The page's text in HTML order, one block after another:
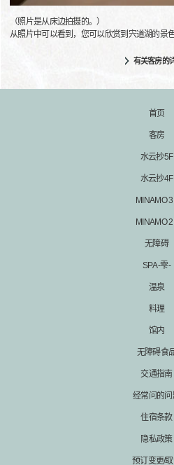
（照片是从床边拍摄的。）
从照片中可以看到，您可以欣赏到宍道湖的景色
有关客房的
首页
客房
水云抄5F
水云抄4F
MINAMO
MINAMO
无障碍
SPA -雫-
温泉
料理
馆内
无障碍食
交通指南
经常问的问
住宿条款
隐私政策
预订变更/